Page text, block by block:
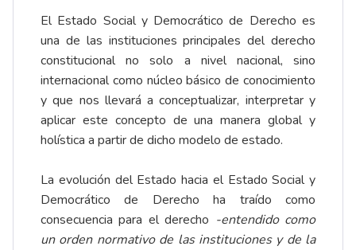
El Estado Social y Democrático de Derecho es
una de las instituciones principales del derecho
constitucional no solo a nivel nacional, sino
internacional como núcleo básico de conocimiento
y que nos llevará a conceptualizar, interpretar y
aplicar este concepto de una manera global y
holística a partir de dicho modelo de estado.
La evolución del Estado hacia el Estado Social y
Democrático de Derecho ha traído como
consecuencia para el derecho -entendido como
un orden normativo de las instituciones y de la